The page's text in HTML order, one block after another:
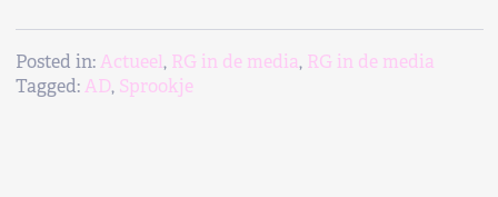
Posted in:Actueel, RG in de media, RG in de media
Tagged:AD, Sprookje